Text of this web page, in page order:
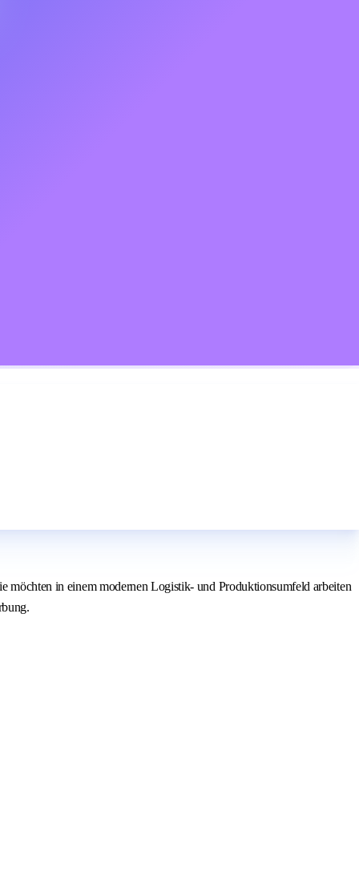
möchten in einem modernen Logistik- und Produktionsumfeld arbeiten